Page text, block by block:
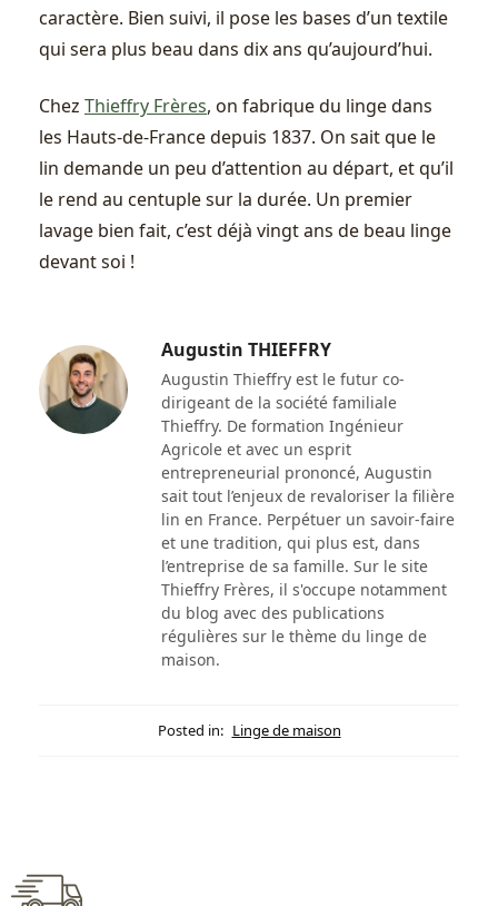
caractère. Bien suivi, il pose les bases d’un textile
qui sera plus beau dans dix ans qu’aujourd’hui.
Chez Thieffry Frères, on fabrique du linge dans
les Hauts-de-France depuis 1837. On sait que le
lin demande un peu d’attention au départ, et qu’il
le rend au centuple sur la durée. Un premier
lavage bien fait, c’est déjà vingt ans de beau linge
devant soi !
Augustin THIEFFRY
Augustin Thieffry est le futur co-
dirigeant de la société familiale
Thieffry. De formation Ingénieur
Agricole et avec un esprit
entrepreneurial prononcé, Augustin
sait tout l’enjeux de revaloriser la filière
lin en France. Perpétuer un savoir-faire
et une tradition, qui plus est, dans
l’entreprise de sa famille. Sur le site
Thieffry Frères, il s'occupe notamment
du blog avec des publications
régulières sur le thème du linge de
maison.
Posted in: Linge de maison